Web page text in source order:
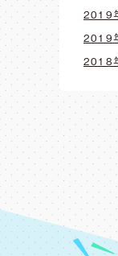
2019
2019
2018